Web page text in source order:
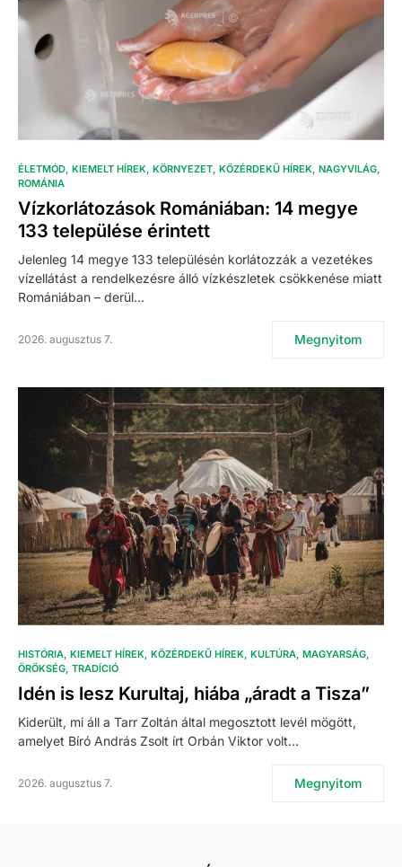
ÉLETMÓD KIEMELT HÍREK KÖRNYEZET KÖZÉRDEKŰ HÍREK NAGYVILÁG
ROMÁNIA
Vízkorlátozások Romániában: 14 megye
133 települése érintett
Jelenleg 14 megye 133 településén korlátozzák a vezetékes
vízellátást a rendelkezésre álló vízkészletek csökkenése miatt
Romániában – derül…
2026. augusztus 7. Megnyitom
HISTÓRIA KIEMELT HÍREK KÖZÉRDEKŰ HÍREK KULTÚRA MAGYARSÁG
ÖRÖKSÉG TRADÍCIÓ
Idén is lesz Kurultaj, hiába „áradt a Tisza”
Kiderült, mi áll a Tarr Zoltán által megosztott levél mögött,
amelyet Bíró András Zsolt írt Orbán Viktor volt…
2026. augusztus 7. Megnyitom